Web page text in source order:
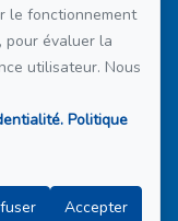
le fonctionnement
pour évaluer la
utilisateur. Nous
Politique
Accepter